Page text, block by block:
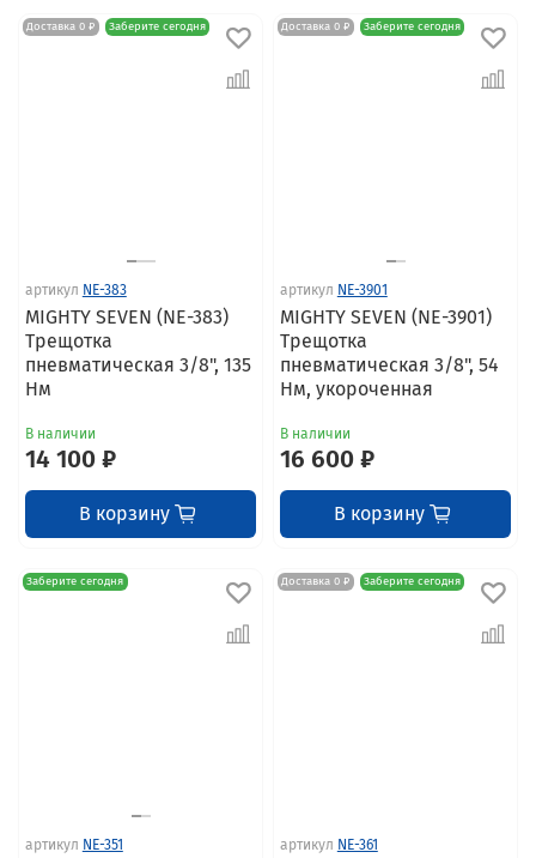
Доставка 0 ₽ Заберите сегодня
артикул NE-383
MIGHTY SEVEN (NE-383)
Трещотка
пневматическая 3/8", 135
Нм
В наличии
14 100 ₽
В корзину
Доставка 0 ₽ Заберите сегодня
артикул NE-3901
MIGHTY SEVEN (NE-3901)
Трещотка
пневматическая 3/8", 54
Нм, укороченная
В наличии
16 600 ₽
В корзину
Заберите сегодня
артикул NE-351
Доставка 0 ₽ Заберите сегодня
артикул NE-361